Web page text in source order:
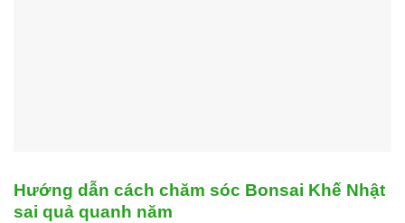
Hướng dẫn cách chăm sóc Bonsai Khế Nhật
sai quả quanh năm